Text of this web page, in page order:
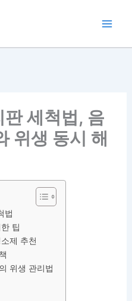
세척법, 음
위생 동시 해
법
팁
제 추천
위생 관리법